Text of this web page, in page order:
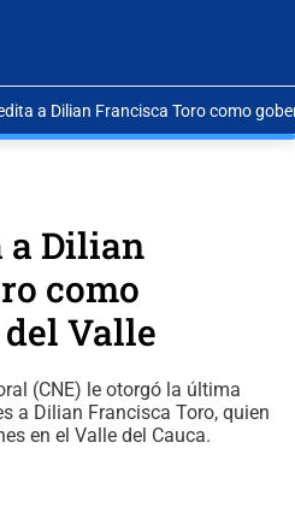
a Dilian Francisca Toro como
a Dilian
como
Valle
(CNE) le otorgó la última
a Dilian Francisca Toro, quien
en el Valle del Cauca.